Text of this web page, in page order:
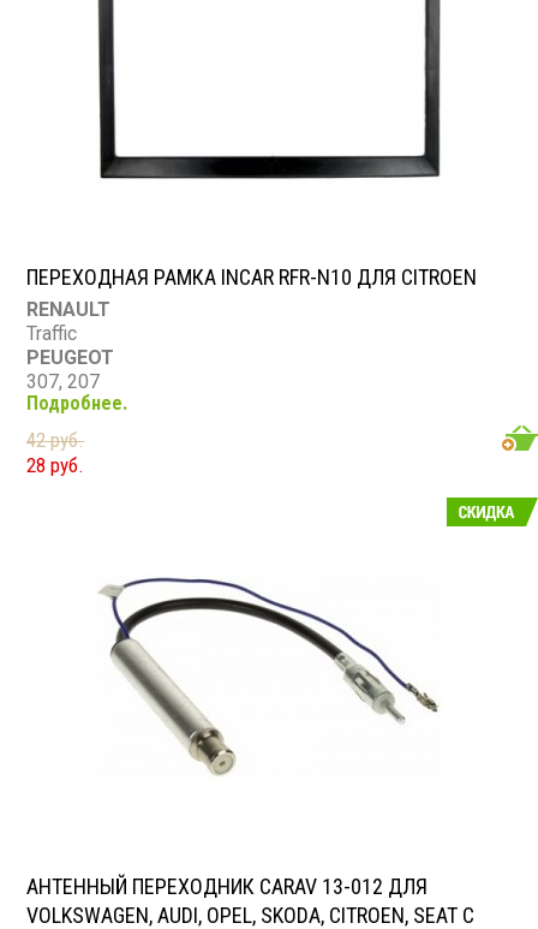
ПЕРЕХОДНАЯ РАМКА INCAR RFR-N10 ДЛЯ CITROEN
RENAULT
Traffic
PEUGEOT
307, 207
CITROEN
C2, C3, Jumpy 07+
FIAT
Scudo 07+
Подробнее.
42 руб.
28 руб.
АНТЕННЫЙ ПЕРЕХОДНИК CARAV 13-012 ДЛЯ
VOLKSWAGEN, AUDI, OPEL, SKODA, CITROEN, SEAT С